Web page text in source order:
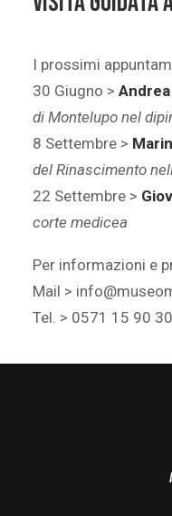
I prossimi
30 Giugno >
di Montelupo nel
8 Settembre >
del Rinascimento
22 Settembre >
corte medicea
Per informazioni e
Mail >
Tel. > 0571 15 90